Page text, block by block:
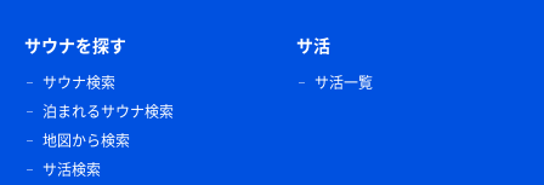
サウナを探す
サウナ検索
泊まれるサウナ検索
地図から検索
サ活検索
サ活
サ活一覧